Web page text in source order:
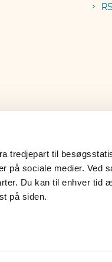
tredjepart til
på sociale medier. Ved
Du kan til enhver
på siden.